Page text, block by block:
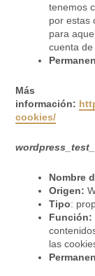
tenemos
por estas
para
cuenta de
Más
información:
cookies/
Nombre
Origen:
Tipo:
Función:
las